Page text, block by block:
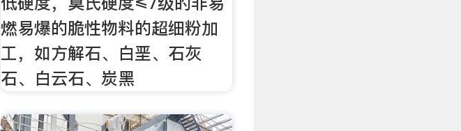
燃易爆的脆性物料的超细粉加
工，如方解石、白垩、石灰
石、白云石、炭黑